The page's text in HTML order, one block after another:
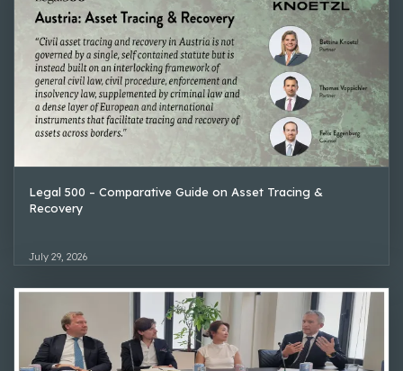
Legal 500 – Comparative Guide on Asset Tracing &
Recovery
July 29, 2026